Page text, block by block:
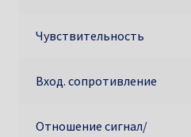
Чувствительность
Вход. сопротивление
Отношение сигнал/